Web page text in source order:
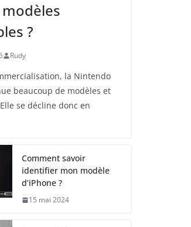
?
Rudy
la Nintendo
beaucoup de modèles et
se décline donc en
Comment savoir
identifier mon modèle
d’iPhone ?
15 mai 2024